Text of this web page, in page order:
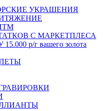
УКРАШЕНИЯ
С МАРКЕТПЛЕСА
р/г вашего золота